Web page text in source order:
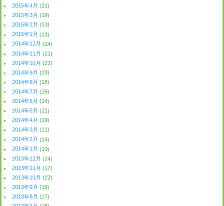
2015年4月 (21)
2015年3月 (19)
2015年2月 (13)
2015年1月 (13)
2014年12月 (14)
2014年11月 (21)
2014年10月 (22)
2014年9月 (23)
2014年8月 (15)
2014年7月 (16)
2014年6月 (14)
2014年5月 (21)
2014年4月 (19)
2014年3月 (11)
2014年2月 (14)
2014年1月 (10)
2013年12月 (14)
2013年11月 (17)
2013年10月 (22)
2013年9月 (16)
2013年8月 (17)